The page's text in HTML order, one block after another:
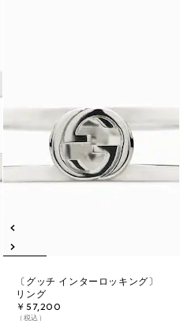
〔グッチ インターロッキング〕
リング
￥57,200
（税込）